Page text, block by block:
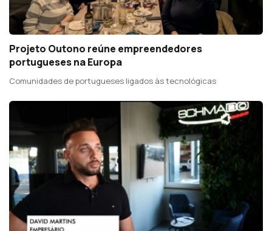
Projeto Outono reúne empreendedores
portugueses na Europa
Comunidades de portugueses ligados às tecnológicas